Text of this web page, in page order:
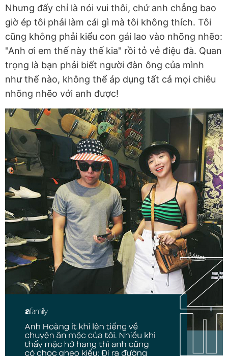
Nhưng đấy chỉ là nói vui thôi, chứ anh chẳng bao
giờ ép tôi phải làm cái gì mà tôi không thích. Tôi
cũng không phải kiểu con gái lao vào nhõng nhẽo:
"Anh ơi em thế này thế kia" rồi tỏ vẻ điệu đà. Quan
trọng là bạn phải biết người đàn ông của mình
như thế nào, không thể áp dụng tất cả mọi chiêu
nhõng nhẽo với anh được!